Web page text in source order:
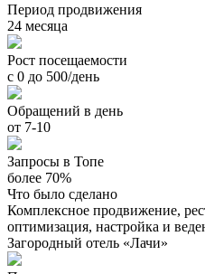
Период продвижения
24 месяца
Рост посещаемости
с 0 до 500/день
Обращений в день
от 7-10
Запросы в Топе
более 70%
Что было сделано
Комплексное продвижение,
оптимизация, настройка и
Загородный отель «Лачи»